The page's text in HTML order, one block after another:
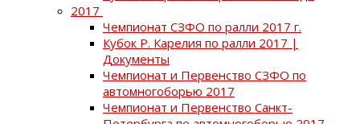
2017
Чемпионат СЗФО по ралли 2017 г.
Кубок Р. Карелия по ралли 2017 |
Документы
Чемпионат и Первенство СЗФО по
автомногоборью 2017
Чемпионат и Первенство Санкт-